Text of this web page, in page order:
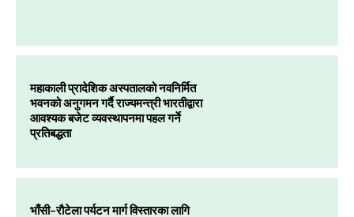
महाकाली प्रादेशिक अस्पतालको नवनिर्मित
भवनको अनुगमन गर्दै राज्यमन्त्री भारतीद्वारा
आवश्यक बजेट व्यवस्थापनमा पहल गर्ने
प्रतिबद्धता
भाँसी–रौटेला पर्यटन मार्ग विस्तारका लागि